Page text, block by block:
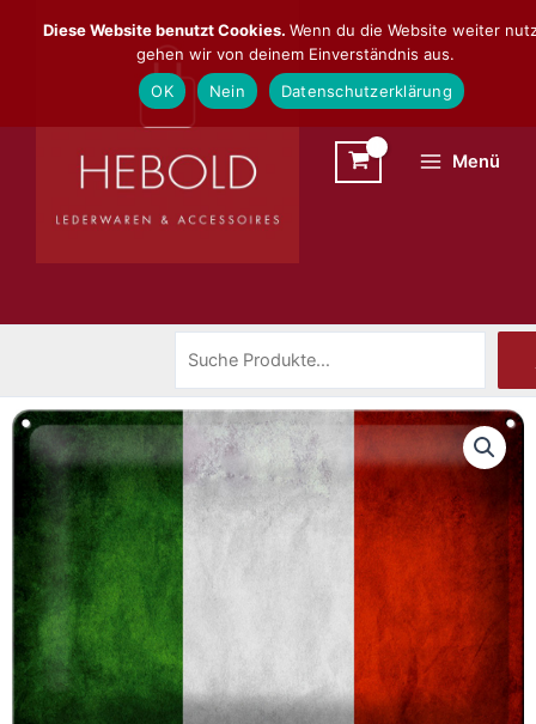
Inhalt
Menü
Diese Website benutzt Cookies. Wenn du die Website weiter
gehen wir von deinem Einverständnis aus.
OK
Nein Datenschutzerklärung